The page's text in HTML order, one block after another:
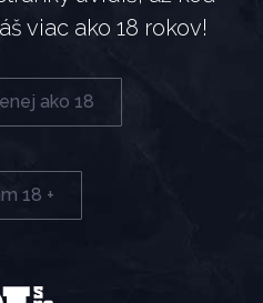
je veľký, láka na
aj tak vždy ťahá tam, kde si
viac ako 18 rokov!
ako 18
18 +